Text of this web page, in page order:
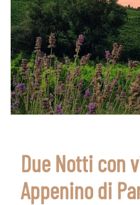
Due Notti con
Appenino di